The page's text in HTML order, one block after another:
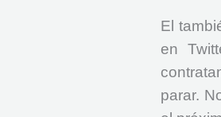
El
en
parar.